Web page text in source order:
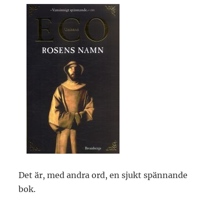
Det är, med andra ord, en sjukt spännande
bok.